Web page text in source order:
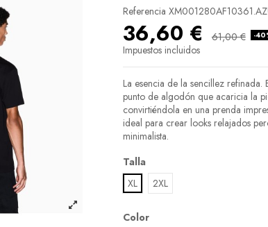
Referencia
36,60 € 61,00 € -
Impuestos incluidos
La esencia de la sencillez refinada.
punto de algodón que acaricia la
convirtiéndola en una prenda
ideal para crear looks relajados
minimalista.
Talla
XL
2XL
Color